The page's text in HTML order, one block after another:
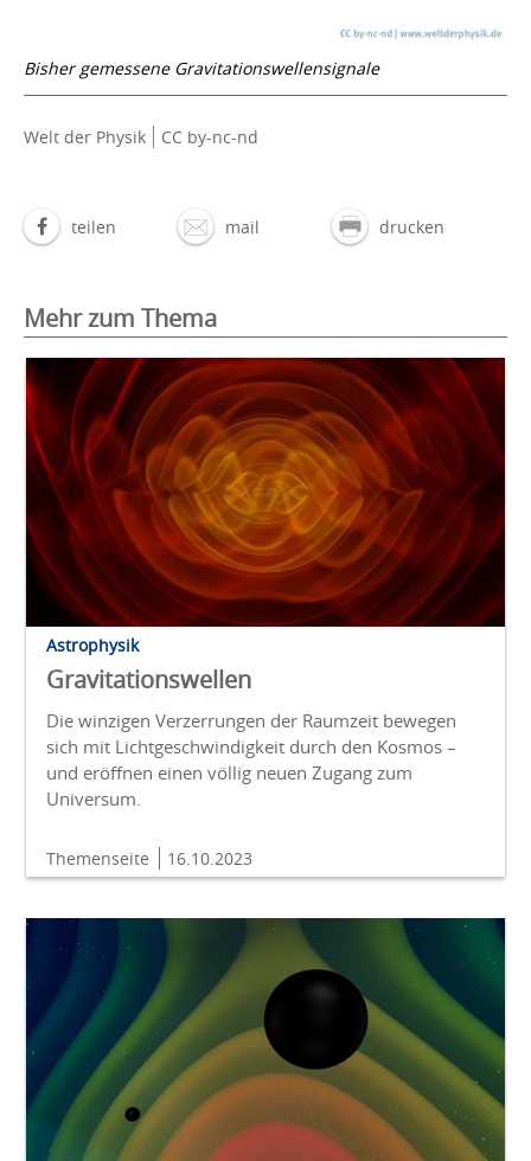
Bisher gemessene Gravitationswellensignale
Welt der Physik CC by-nc-nd
teilen mail drucken
Mehr zum Thema
Astrophysik
Gravitationswellen
Die winzigen Verzerrungen der Raumzeit bewegen
sich mit Lichtgeschwindigkeit durch den Kosmos –
und eröffnen einen völlig neuen Zugang zum
Universum.
Themenseite 16.10.2023